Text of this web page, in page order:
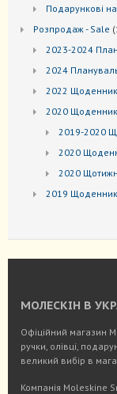
Подарункові
Розпродаж - Sale
2023-2024
2024
2022
2020
2019-2020
2020
2020
2019
МОЛЕСКІН В
Офіційний магазин
ручки, олівці,
великий вибір в
Компанія Moleskine